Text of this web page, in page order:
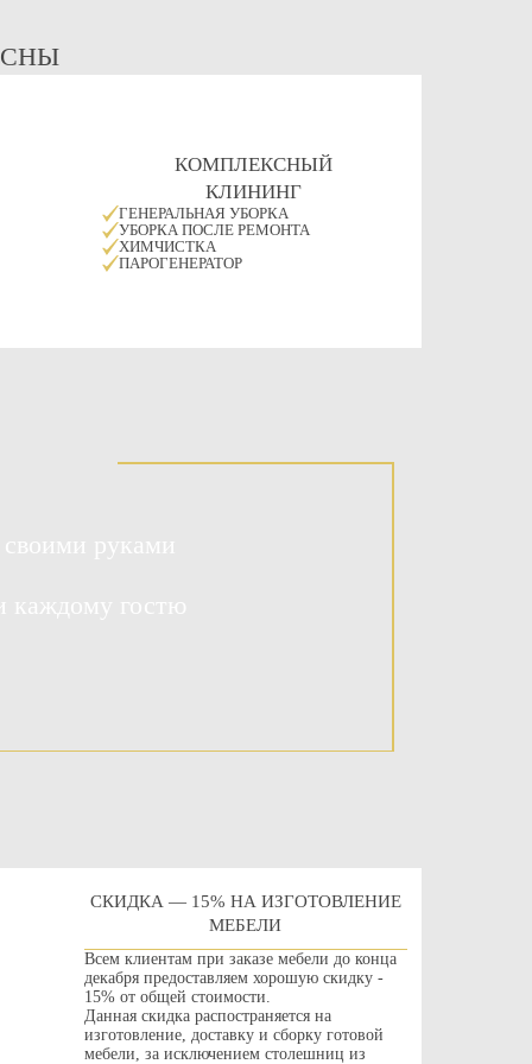
КОМПЛЕКСНЫЙ
КЛИНИНГ
ГЕНЕРАЛЬНАЯ УБОРКА
УБОРКА ПОСЛЕ РЕМОНТА
ХИМЧИСТКА
ПАРОГЕНЕРАТОР
СКИДКА — 15% НА ИЗГОТОВЛЕНИЕ
МЕБЕЛИ
Всем клиентам при заказе мебели до конца
декабря предоставляем хорошую скидку -
15% от общей стоимости.
Данная скидка распостраняется на
изготовление, доставку и сборку готовой
мебели, за исключением столешниц из